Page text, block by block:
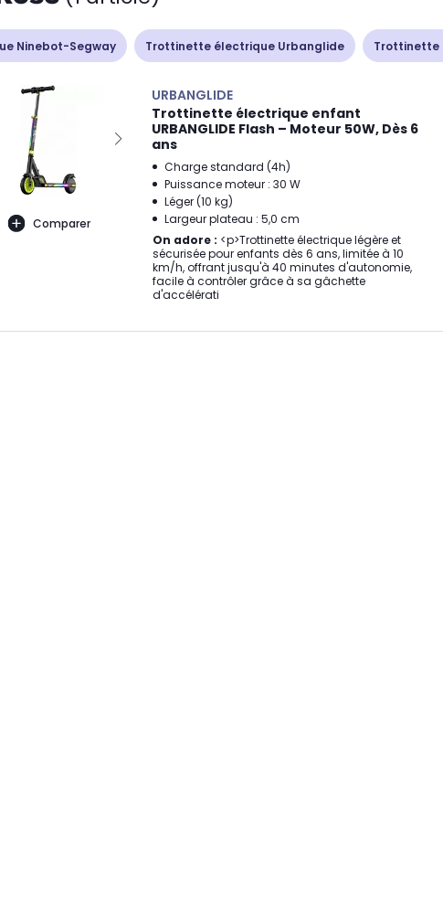
Ninebot-Segway Trottinette électrique Urbanglide Trottinette
Comparer
URBANGLIDE
Trottinette électrique enfant
URBANGLIDE Flash – Moteur 50W, Dès 6
ans
Charge standard (4h)
Puissance moteur : 30 W
Léger (10 kg)
Largeur plateau : 5,0 cm
On adore : <p>Trottinette électrique légère et
sécurisée pour enfants dès 6 ans, limitée à 10
km/h, offrant jusqu'à 40 minutes d'autonomie,
facile à contrôler grâce à sa gâchette
d'accélérati